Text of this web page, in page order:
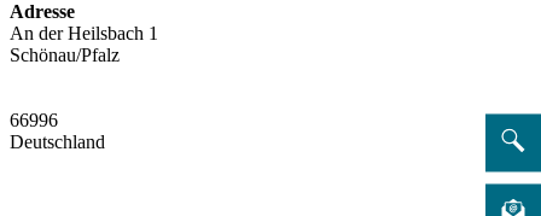
Adresse
An der Heilsbach 1
Schönau/Pfalz
66996
Deutschland